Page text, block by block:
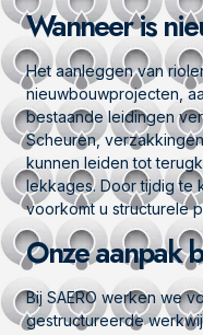
Wanneer is
Het aanleggen van
nieuwbouwprojecten,
bestaande leidingen
Scheuren,
kunnen leiden tot
lekkages. Door tijdig te
voorkomt u structurele
Onze aanpak
Bij SAERO werken we
gestructureerde